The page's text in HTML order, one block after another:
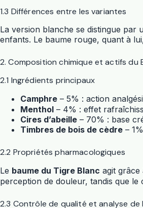
1.3 Différences entre les variantes
La version blanche se distingue par
enfants. Le baume rouge, quant à
2. Composition chimique et actifs du
2.1 Ingrédients principaux
Camphre – 5% : action
Menthol – 4% : effet
Cires d’abeille – 70% : base
Timbres de bois de cèdre –
2.2 Propriétés pharmacologiques
Le baume du Tigre Blanc agit grâce
perception de douleur, tandis que
2.3 Contrôle de qualité et analyse